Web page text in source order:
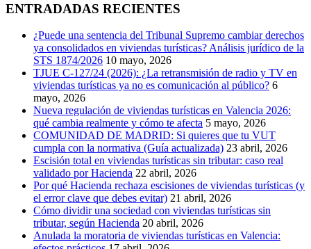
ENTRADADAS RECIENTES
¿Puede una sentencia del Tribunal Supremo cambiar derechos
ya consolidados en viviendas turísticas? Análisis jurídico de la
STS 1874/2026 10 mayo, 2026
TJUE C-127/24 (2026): ¿La retransmisión de radio y TV en
viviendas turísticas ya no es comunicación al público? 6
mayo, 2026
Nueva regulación de viviendas turísticas en Valencia 2026:
qué cambia realmente y cómo te afecta 5 mayo, 2026
COMUNIDAD DE MADRID: Si quieres que tu VUT
cumpla con la normativa (Guía actualizada) 23 abril, 2026
Escisión total en viviendas turísticas sin tributar: caso real
validado por Hacienda 22 abril, 2026
Por qué Hacienda rechaza escisiones de viviendas turísticas (y
el error clave que debes evitar) 21 abril, 2026
Cómo dividir una sociedad con viviendas turísticas sin
tributar, según Hacienda 20 abril, 2026
Anulada la moratoria de viviendas turísticas en Valencia: